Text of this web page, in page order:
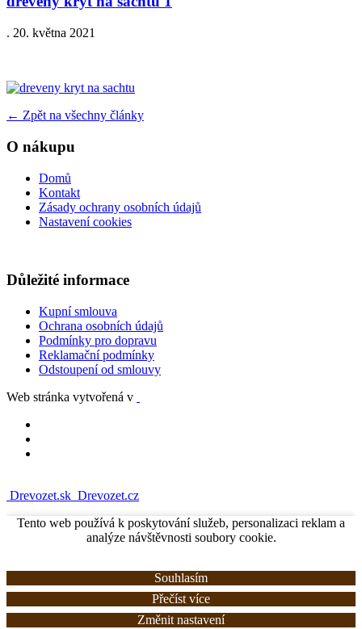
. 20. května 2021
← Zpět na všechny články
O nákupu
Domů
Kontakt
Zásady ochrany osobních údajů
Nastavení cookies
Důležité informace
Kupní smlouva
Ochrana osobních údajů
Podmínky pro dopravu
Reklamační podmínky
Odstoupení od smlouvy
Web stránka vytvořená v
Drevozet.sk Drevozet.cz
Tento web používá k poskytování služeb, personalizaci reklam a
analýze návštěvnosti soubory cookie.
Souhlasím
Přečíst více
Změnit nastavení